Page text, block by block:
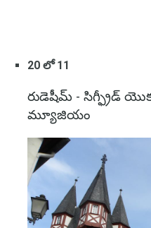
20 లో 11
రుడెషీమ్ - సిగ్ఫ్రీడ్
మ్యూజియం